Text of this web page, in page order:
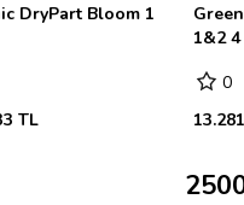
Dual Fuel
TL
0